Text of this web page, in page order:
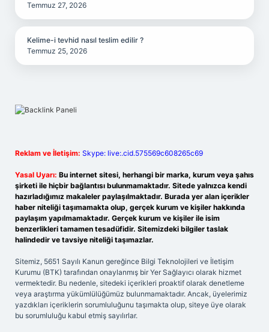
Temmuz 27, 2026
Kelime-i tevhid nasıl teslim edilir ?
Temmuz 25, 2026
Reklam ve İletişim: Skype: live:.cid.575569c608265c69
Yasal Uyarı: Bu internet sitesi, herhangi bir marka, kurum veya şahıs
şirketi ile hiçbir bağlantısı bulunmamaktadır. Sitede yalnızca kendi
hazırladığımız makaleler paylaşılmaktadır. Burada yer alan içerikler
haber niteliği taşımamakta olup, gerçek kurum ve kişiler hakkında
paylaşım yapılmamaktadır. Gerçek kurum ve kişiler ile isim
benzerlikleri tamamen tesadüfidir. Sitemizdeki bilgiler taslak
halindedir ve tavsiye niteliği taşımazlar.
Sitemiz, 5651 Sayılı Kanun gereğince Bilgi Teknolojileri ve İletişim
Kurumu (BTK) tarafından onaylanmış bir Yer Sağlayıcı olarak hizmet
vermektedir. Bu nedenle, sitedeki içerikleri proaktif olarak denetleme
veya araştırma yükümlülüğümüz bulunmamaktadır. Ancak, üyelerimiz
yazdıkları içeriklerin sorumluluğunu taşımakta olup, siteye üye olarak
bu sorumluluğu kabul etmiş sayılırlar.